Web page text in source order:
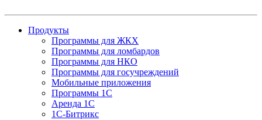
Продукты
Программы для ЖКХ
Программы для ломбардов
Программы для НКО
Программы для госучреждений
Мобильные приложения
Программы 1С
Аренда 1С
1С-Битрикс